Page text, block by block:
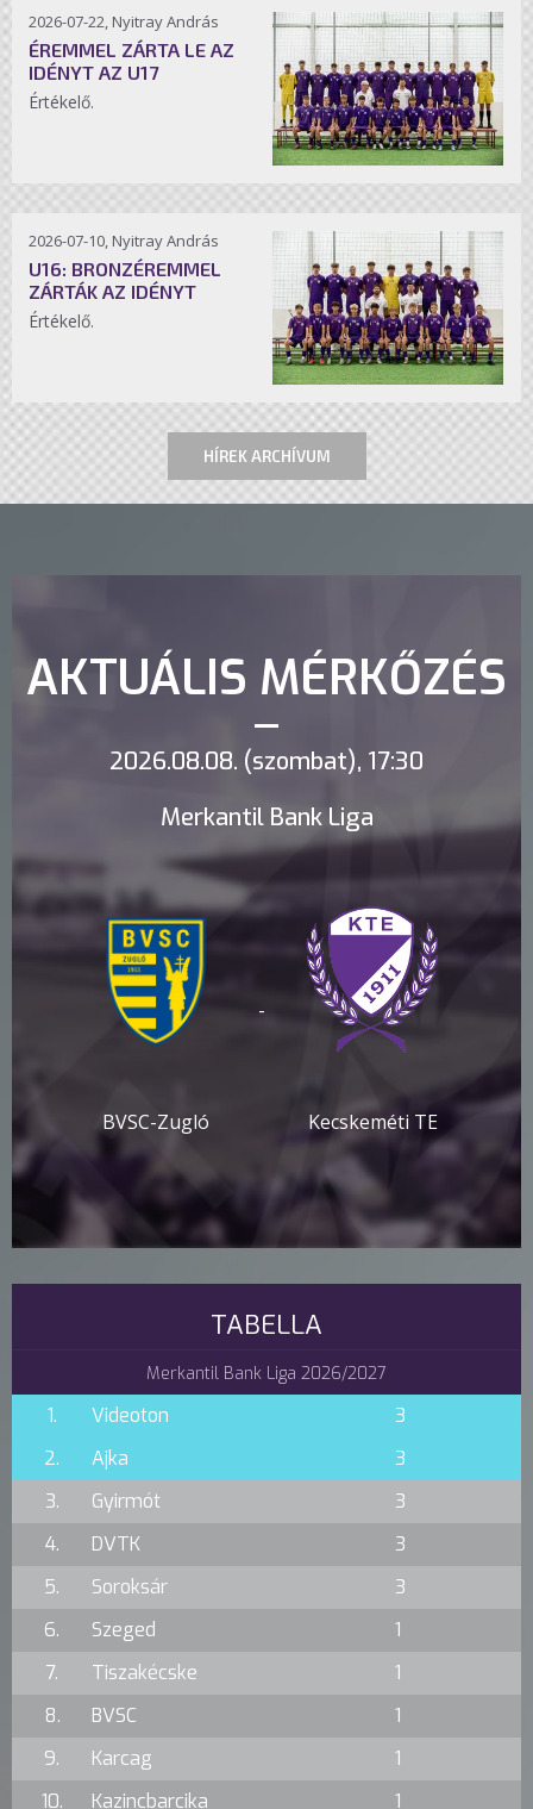
2026-07-22, Nyitray András
ÉREMMEL ZÁRTA LE AZ
IDÉNYT AZ U17
Értékelő.
2026-07-10, Nyitray András
U16: BRONZÉREMMEL
ZÁRTÁK AZ IDÉNYT
Értékelő.
HÍREK ARCHÍVUM
AKTUÁLIS MÉRKŐZÉS
2026.08.08. (szombat), 17:30
Merkantil Bank Liga
BVSC-Zugló
-
Kecskeméti TE
TABELLA
Merkantil Bank Liga 2026/2027
1. Videoton
3
2.
Ajka
3
3.
Gyirmót
3
4.
DVTK
3
5.
Soroksár
3
6.
Szeged
1
7.
Tiszakécske
1
8.
BVSC
1
9.
Karcag
1
10.
Kazincbarcika 1